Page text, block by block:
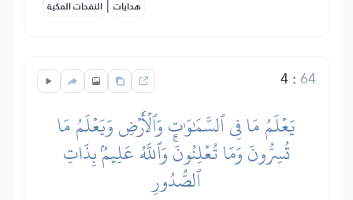
النفحات المكية | هدايات
4:64
يَعۡلَمُ مَا فِي ٱلسَّمَٰوَٰتِ وَٱلۡأَرۡضِ وَيَعۡلَمُ مَا
تُسِرُّونَ وَمَا تُعۡلِنُونَۚ وَٱللَّهُ عَلِيمُۢ بِذَاتِ
ٱلصُّدُورِ